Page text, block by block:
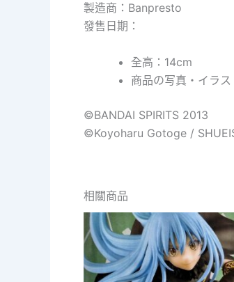
製造商：Banpresto
發售日期：
全高：14cm
商品の写真・イラ
©BANDAI SPIRITS 2013
©Koyoharu Gotoge /
相關商品